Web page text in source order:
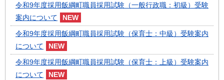
令和9年度採用飯綱町職員採用試験（一般行政職：初級）受験
案内について
令和9年度採用飯綱町職員採用試験（保育士：中級）受験案内
について
令和9年度採用飯綱町職員採用試験（保育士：上級）受験案内
について